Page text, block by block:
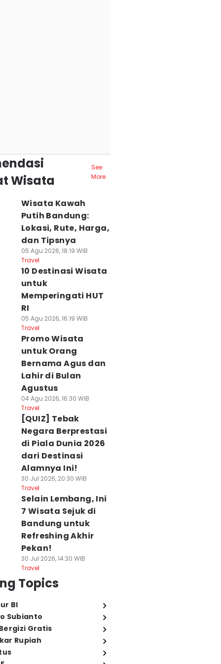
Wisata
See
More
Wisata Kawah
Putih Bandung:
Lokasi, Rute, Harga,
dan Tipsnya
05 Agu 2026, 18:19 WIB
Travel
10 Destinasi Wisata
untuk
Memperingati HUT
RI
05 Agu 2026, 16:19 WIB
Travel
Promo Wisata
untuk Orang
Bernama Agus dan
Lahir di Bulan
Agustus
04 Agu 2026, 16:30 WIB
Travel
[QUIZ] Tebak
Negara Berprestasi
di Piala Dunia 2026
dari Destinasi
Alamnya Ini!
30 Jul 2026, 20:30 WIB
Travel
Selain Lembang, Ini
7 Wisata Sejuk di
Bandung untuk
Refreshing Akhir
Pekan!
30 Jul 2026, 14:30 WIB
Travel
Topics
BI
Subianto
Gratis
Rupiah